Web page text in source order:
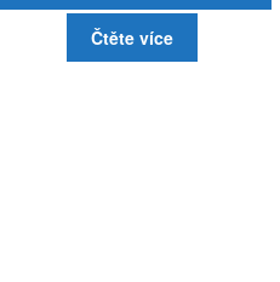
Čtěte více